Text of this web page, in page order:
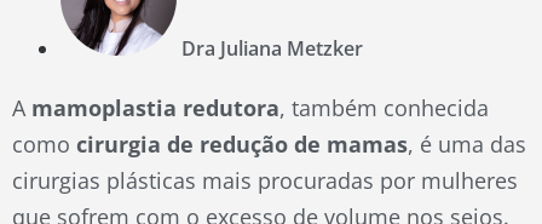
Dra Juliana Metzker
A mamoplastia redutora, também conhecida
como cirurgia de redução de mamas, é uma das
cirurgias plásticas mais procuradas por mulheres
que sofrem com o excesso de volume nos seios.